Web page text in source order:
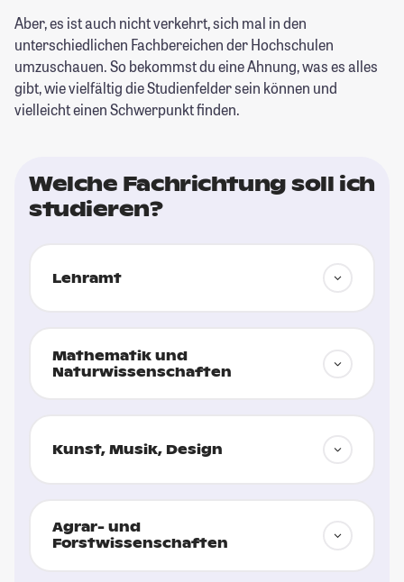
Aber, es ist auch nicht verkehrt, sich mal in den
unterschiedlichen Fachbereichen der Hochschulen
umzuschauen. So bekommst du eine Ahnung, was es alles
gibt, wie vielfältig die Studienfelder sein können und
vielleicht einen Schwerpunkt finden.
Welche Fachrichtung soll ich
studieren?
Lehramt
Mathematik und
Naturwissenschaften
Kunst, Musik, Design
Agrar- und
Forstwissenschaften